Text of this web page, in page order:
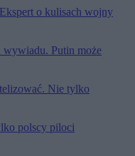
o kulisach wojny
wywiadu. Putin może
Nie tylko
polscy piloci